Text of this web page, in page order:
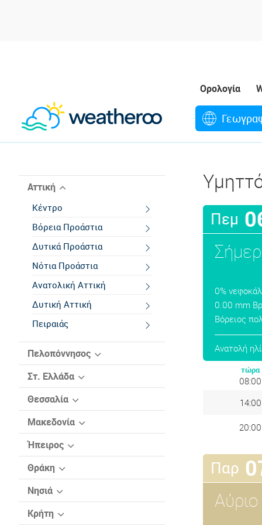
Ορολογία
Αττική
Κέντρο
Βόρεια Προάστια
Δυτικά Προάστια
Νότια Προάστια
Ανατολική Αττική
Δυτική Αττική
Πειραιάς
Πελοπόννησος
Αργολίδα
Αρκαδία
Αχαΐα
Ηλεία
Κόρινθος
Λακωνία
Μεσσηνία
Στ. Ελλάδα
Αιτωλοακαρνανία
Βοιωτία
Εύβοια
Ευρυτανία
Φθιώτιδα
Φωκίδα
Θεσσαλία
Καρδίτσα
Λάρισα
Μαγνησία
Τρίκαλα
Μακεδονία
Γρεβενών
Δράμα
Ημαθία
Καβάλα
Καστοριά
Ήπειρος
Άρτα
Θεσπρωτία
Ιωάννινα
Θράκη
Έβρος
Ροδόπη
Νησιά
Βόρειο Αιγαίο
Κρήτη
Πεμ
0%
0.00 mm
Βόρειος
Ανατολή
τώρα
08:00
14:00
20:00
Παρ
Αύριο